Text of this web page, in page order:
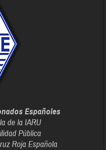
Españoles
de la IARU
Pública
Roja Española